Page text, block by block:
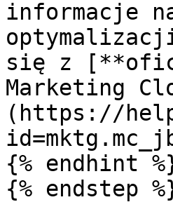
informacje
się z
Marketing
(https://
{% endhint
{% endstep